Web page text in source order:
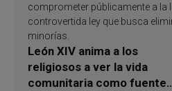
comprometer públicamente a la
controvertida ley que busca
minorías.
León XIV anima a los
religiosos a ver la vida
comunitaria como fuente